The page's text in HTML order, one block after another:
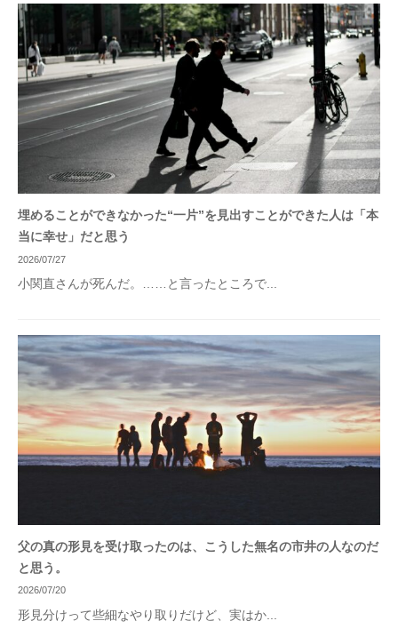
埋めることができなかった“一片”を見出すことができた人は「本
当に幸せ」だと思う
2026/07/27
小関直さんが死んだ。……と言ったところで...
父の真の形見を受け取ったのは、こうした無名の市井の人なのだ
と思う。
2026/07/20
形見分けって些細なやり取りだけど、実はか...